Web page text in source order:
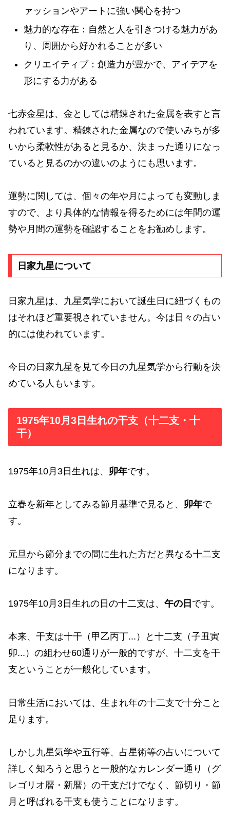
ァッションやアートに強い関心を持つ
魅力的な存在：自然と人を引きつける魅力があ
り、周囲から好かれることが多い
クリエイティブ：創造力が豊かで、アイデアを
形にする力がある
七赤金星は、金としては精錬された金属を表すと言
われています。精錬された金属なので使いみちが多
いから柔軟性があると見るか、決まった通りになっ
ていると見るのかの違いのようにも思います。
運勢に関しては、個々の年や月によっても変動しま
すので、より具体的な情報を得るためには年間の運
勢や月間の運勢を確認することをお勧めします。
日家九星について
日家九星は、九星気学において誕生日に紐づくもの
はそれほど重要視されていません。今は日々の占い
的には使われています。
今日の日家九星を見て今日の九星気学から行動を決
めている人もいます。
1975年10月3日生れの干支（十二支・十
干）
1975年10月3日生れは、 卯年です。
立春を新年としてみる節月基準で見ると、 卯年で
す。
元旦から節分までの間に生れた方だと異なる十二支
になります。
1975年10月3日生れの日の十二支は、 午の日 です。
本来、干支は十干（甲乙丙丁...）と十二支（子丑寅
卯...）の組わせ60通りが一般的ですが、十二支を干
支ということが一般化しています。
日常生活においては、生まれ年の十二支で十分こと
足ります。
しかし九星気学や五行等、占星術等の占いについて
詳しく知ろうと思うと一般的なカレンダー通り（グ
レゴリオ暦・新暦）の干支だけでなく、節切り・節
月と呼ばれる干支も使うことになります。